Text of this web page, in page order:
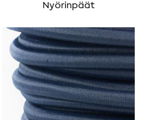
Nyörinpäät